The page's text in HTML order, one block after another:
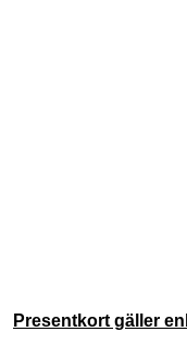
Presentkort gäller